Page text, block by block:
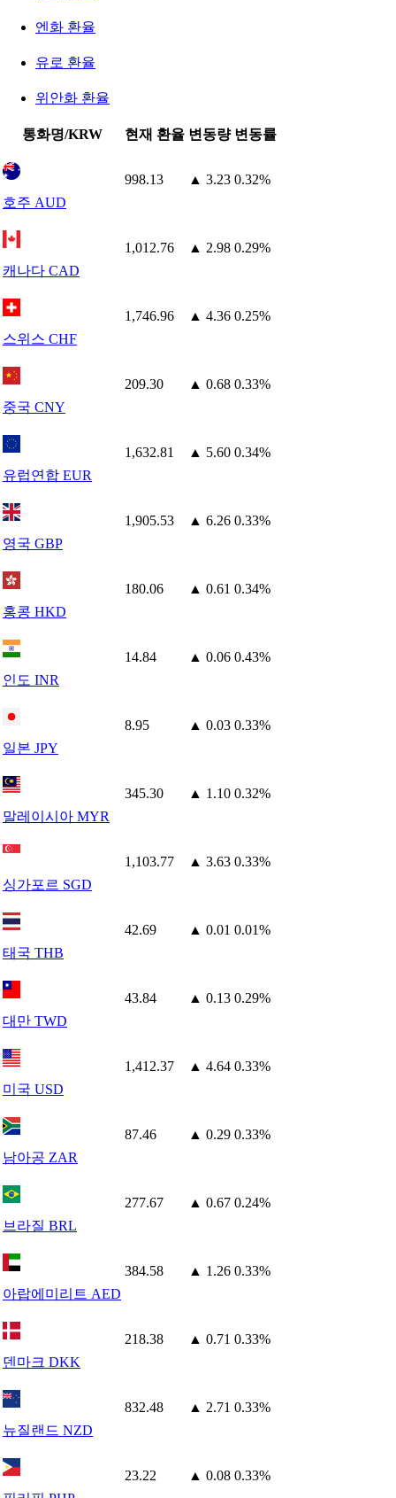
엔화 환율
유로 환율
위안화 환율
통화명/KRW 현재 환율 변동량 변동률
호주 AUD
998.13 ▲ 3.23 0.32%
캐나다 CAD
1,012.76 ▲ 2.98 0.29%
스위스 CHF
1,746.96 ▲ 4.36 0.25%
중국 CNY
209.30 ▲ 0.68 0.33%
유럽연합 EUR
1,632.81 ▲ 5.60 0.34%
영국 GBP
1,905.53 ▲ 6.26 0.33%
홍콩 HKD
180.06 ▲ 0.61 0.34%
인도 INR
14.84 ▲ 0.06 0.43%
일본 JPY
8.95 ▲ 0.03 0.33%
말레이시아 MYR
345.30 ▲ 1.10 0.32%
싱가포르 SGD
1,103.77 ▲ 3.63 0.33%
태국 THB
42.69 ▲ 0.01 0.01%
대만 TWD
43.84 ▲ 0.13 0.29%
미국 USD
1,412.37 ▲ 4.64 0.33%
남아공 ZAR
87.46 ▲ 0.29 0.33%
브라질 BRL
277.67 ▲ 0.67 0.24%
아랍에미리트 AED
384.58 ▲ 1.26 0.33%
덴마크 DKK
218.38 ▲ 0.71 0.33%
뉴질랜드 NZD
832.48 ▲ 2.71 0.33%
23.22 ▲ 0.08 0.33%